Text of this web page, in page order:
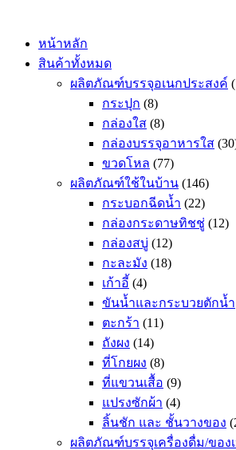
contentหน้าหลัก
สินค้าทั้งหมด
ผลิตภัณฑ์บรรจุอเนกประสงค์
กระปุก (8)
กล่องใส (8)
กล่องบรรจุอาหารใส
ขวดโหล (77)
ผลิตภัณฑ์ใช้ในบ้าน (146)
กระบอกฉีดน้ำ (22)
กล่องกระดาษทิชชู่ (12)
กล่องสบู่ (12)
กะละมัง (18)
เก้าอี้ (4)
ขันน้ำและกระบวยตักน้ำ
ตะกร้า (11)
ถังผง (14)
ที่โกยผง (8)
ที่แขวนเสื้อ (9)
แปรงซักผ้า (4)
ลิ้นชัก และ ชั้นวางของ
ผลิตภัณฑ์บรรจุเครื่องดื่ม/ของ